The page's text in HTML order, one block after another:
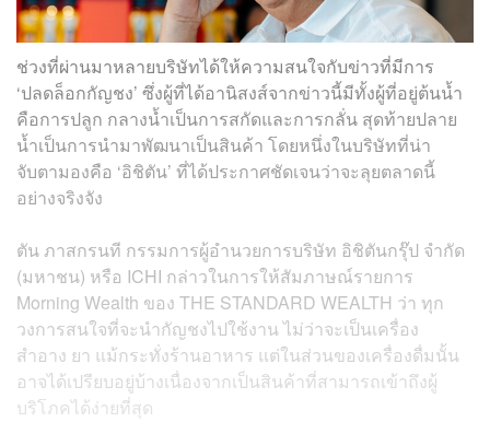
ช่วงที่ผ่านมาหลายบริษัทได้ให้ความสนใจกับข่าวที่มีการ
‘ปลดล็อกกัญชง’ ซึ่งผู้ที่ได้อานิสงส์จากข่าวนี้มีทั้งผู้ที่อยู่ต้นน้ำ
คือการปลูก กลางน้ำเป็นการสกัดและการกลั่น สุดท้ายปลาย
น้ำเป็นการนำมาพัฒนาเป็นสินค้า โดยหนึ่งในบริษัทที่น่า
จับตามองคือ ‘อิชิตัน’ ที่ได้ประกาศชัดเจนว่าจะลุยตลาดนี้
อย่างจริงจัง
ตัน ภาสกรนที กรรมการผู้อำนวยการบริษัท อิชิตันกรุ๊ป จำกัด
(มหาชน) หรือ ICHI กล่าวในการให้สัมภาษณ์รายการ
Morning Wealth ของ THE STANDARD WEALTH ว่า ทุก
วงการสนใจที่จะนำกัญชงไปใช้งาน ไม่ว่าจะเป็นเครื่อง
สำอาง ยา แม้กระทั่งร้านอาหาร แต่ในส่วนของเครื่องดื่มนั้น
อาจได้เปรียบอยู่บ้างเนื่องจากเป็นสินค้าที่สามารถเข้าถึงผู้
บริโภคได้ง่ายที่สุด